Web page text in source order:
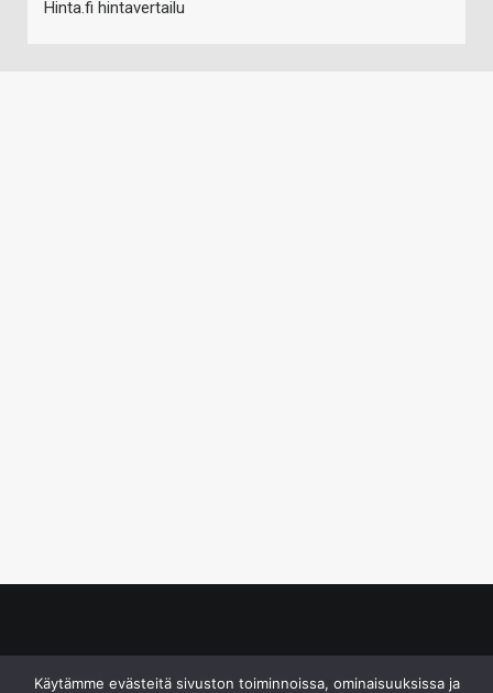
Hinta.fi hintavertailu
Käytämme evästeitä sivuston toiminnoissa, ominaisuuksissa ja